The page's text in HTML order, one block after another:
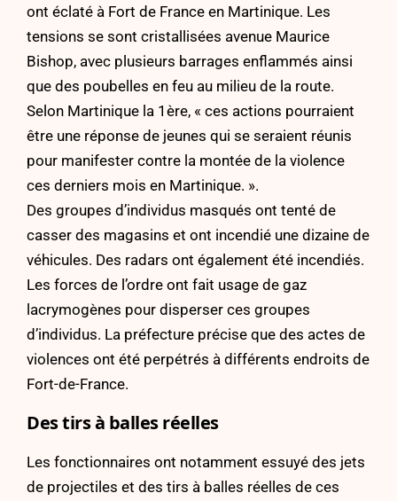
ont éclaté à Fort de France en Martinique. Les
tensions se sont cristallisées avenue Maurice
Bishop, avec plusieurs barrages enflammés ainsi
que des poubelles en feu au milieu de la route.
Selon Martinique la 1ère, « ces actions pourraient
être une réponse de jeunes qui se seraient réunis
pour manifester contre la montée de la violence
ces derniers mois en Martinique. ».
Des groupes d’individus masqués ont tenté de
casser des magasins et ont incendié une dizaine de
véhicules. Des radars ont également été incendiés.
Les forces de l’ordre ont fait usage de gaz
lacrymogènes pour disperser ces groupes
d’individus. La préfecture précise que des actes de
violences ont été perpétrés à différents endroits de
Fort-de-France.
Des tirs à balles réelles
Les fonctionnaires ont notamment essuyé des jets
de projectiles et des tirs à balles réelles de ces